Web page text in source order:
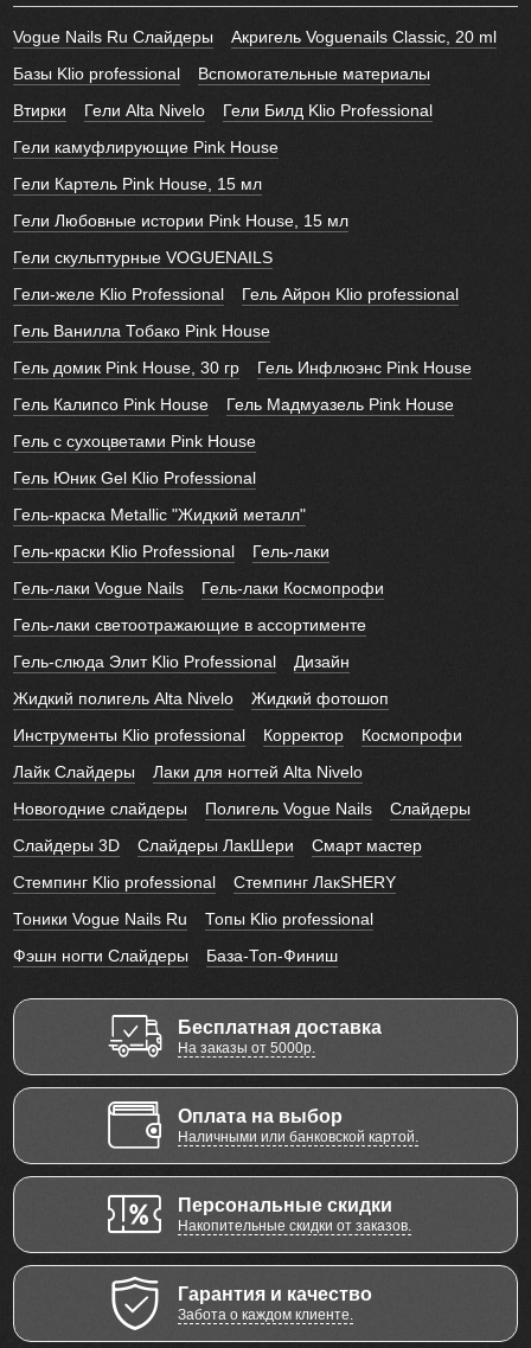
Vogue Nails Ru Слайдеры
Акригель Voguenails Classic, 20 ml
Базы Klio professional
Вспомогательные материалы
Втирки
Гели Alta Nivelo
Гели Билд Klio Professional
Гели камуфлирующие Pink House
Гели Картель Pink House, 15 мл
Гели Любовные истории Pink House, 15 мл
Гели скульптурные VOGUENAILS
Гели-желе Klio Professional
Гель Айрон Klio professional
Гель Ванилла Тобако Pink House
Гель домик Pink House, 30 гр
Гель Инфлюэнс Pink House
Гель Калипсо Pink House
Гель Мадмуазель Pink House
Гель с сухоцветами Pink House
Гель Юник Gel Klio Professional
Гель-краска Metallic "Жидкий металл"
Гель-краски Klio Professional
Гель-лаки
Гель-лаки Vogue Nails
Гель-лаки Космопрофи
Гель-лаки светоотражающие в ассортименте
Гель-слюда Элит Klio Professional
Дизайн
Жидкий полигель Alta Nivelo
Жидкий фотошоп
Инструменты Klio professional
Корректор
Космопрофи
Лайк Слайдеры
Лаки для ногтей Alta Nivelo
Новогодние слайдеры
Полигель Vogue Nails
Слайдеры
Слайдеры 3D
Слайдеры ЛакШери
Смарт мастер
Стемпинг Klio professional
Стемпинг ЛакSHERY
Тоники Vogue Nails Ru
Топы Klio professional
Фэшн ногти Слайдеры
База-Топ-Финиш
Бесплатная доставка
На заказы от 5000р.
Оплата на выбор
Наличными или банковской картой.
Персональные скидки
Накопительные скидки от заказов.
Гарантия и качество
Забота о каждом клиенте.